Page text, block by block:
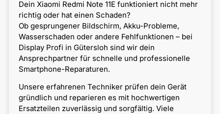
Dein Xiaomi Redmi Note 11E funktioniert nicht mehr
richtig oder hat einen Schaden?
Ob gesprungener Bildschirm, Akku-Probleme,
Wasserschaden oder andere Fehlfunktionen – bei
Display Profi in Gütersloh sind wir dein
Ansprechpartner für schnelle und professionelle
Smartphone-Reparaturen.
Unsere erfahrenen Techniker prüfen dein Gerät
gründlich und reparieren es mit hochwertigen
Ersatzteilen zuverlässig und sorgfältig. Viele